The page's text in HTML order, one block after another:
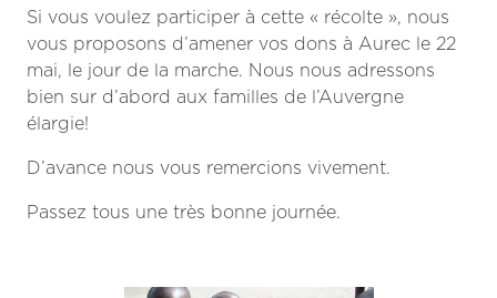
Si vous voulez participer à cette « récolte », nous
vous proposons d’amener vos dons à Aurec le 22
mai, le jour de la marche. Nous nous adressons
bien sur d’abord aux familles de l’Auvergne
élargie!
D’avance nous vous remercions vivement.
Passez tous une très bonne journée.